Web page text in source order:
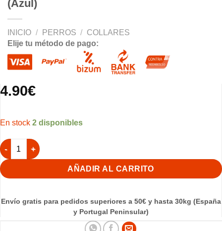
(Azul)
INICIO / PERROS / COLLARES
Elije tu método de pago:
4.90€
2 disponibles
Collar para Perro Mate 35x1,6cm - (Azul) cantidad
AÑADIR AL CARRITO
Envío gratis para pedidos superiores a 50€ y hasta 30kg (España
y Portugal Peninsular)